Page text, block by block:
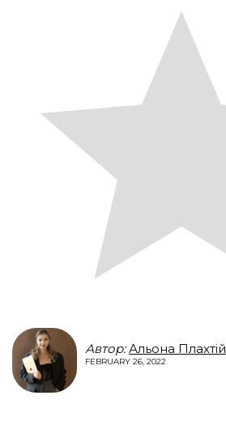
Автор: Альона Плахтій
FEBRUARY 26, 2022